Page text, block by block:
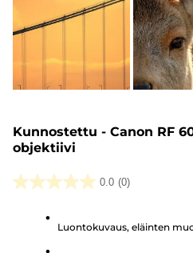
Kunnostettu - Canon RF
objektiivi
0.0 (0)
0.0/5
Luontokuvaus, eläinten